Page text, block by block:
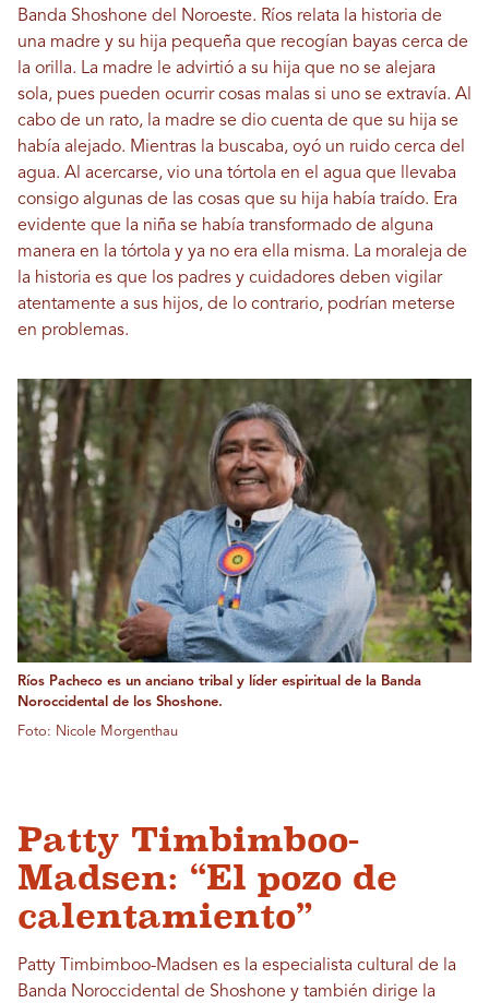
Banda Shoshone del Noroeste. Ríos relata la historia de
una madre y su hija pequeña que recogían bayas cerca de
la orilla. La madre le advirtió a su hija que no se alejara
sola, pues pueden ocurrir cosas malas si uno se extravía. Al
cabo de un rato, la madre se dio cuenta de que su hija se
había alejado. Mientras la buscaba, oyó un ruido cerca del
agua. Al acercarse, vio una tórtola en el agua que llevaba
consigo algunas de las cosas que su hija había traído. Era
evidente que la niña se había transformado de alguna
manera en la tórtola y ya no era ella misma. La moraleja de
la historia es que los padres y cuidadores deben vigilar
atentamente a sus hijos, de lo contrario, podrían meterse
en problemas.
Ríos Pacheco es un anciano tribal y líder espiritual de la Banda
Noroccidental de los Shoshone.
Foto: Nicole Morgenthau
Patty Timbimboo-
Madsen: “El pozo de
calentamiento”
Patty Timbimboo-Madsen es la especialista cultural de la
Banda Noroccidental de Shoshone y también dirige la